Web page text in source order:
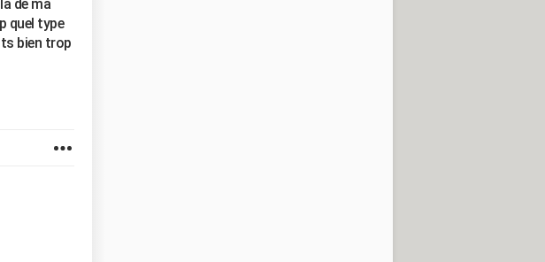
de ma
quel type
bien trop